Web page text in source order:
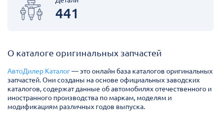
441
О каталоге оригинальных запчастей
АвтоДилер Каталог— это онлайн база каталогов оригинальных
запчастей. Они созданы на основе официальных заводских
каталогов, содержат данные об автомобилях отечественного и
иностранного производства по маркам, моделям и
модификациям различных годов выпуска.